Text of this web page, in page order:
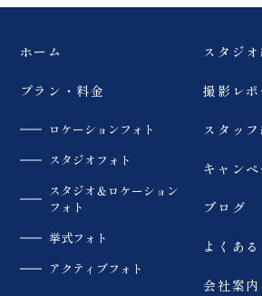
ホーム
プラン・料金
ロケーションフォト
スタジオフォト
スタジオ＆ロケーション
フォト
挙式フォト
アクティブフォト
スタジ
撮影レポ
スタッ
キャン
ブログ
よくあ
会社案内